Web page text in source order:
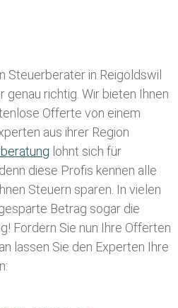
Steuerberater in Reigoldswil
genau richtig. Wir bieten Ihnen
Offerte von einem
aus ihrer Region
lohnt sich für
diese Profis kennen alle
Steuern sparen. In vielen
Betrag sogar die
Fordern Sie nun Ihre Offerten
lassen Sie den Experten Ihre